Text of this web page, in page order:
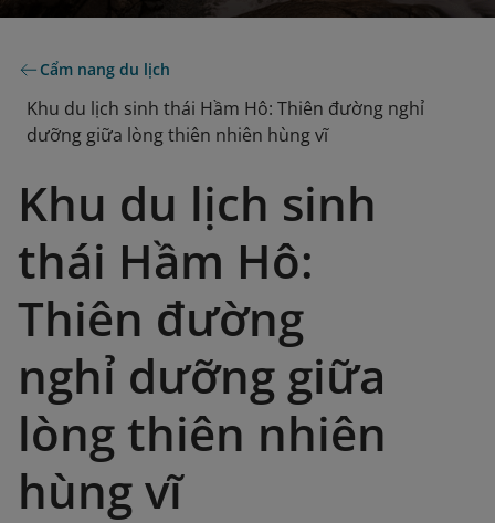
Cẩm nang du lịch
Khu du lịch sinh thái Hầm Hô: Thiên đường nghỉ
dưỡng giữa lòng thiên nhiên hùng vĩ
Khu du lịch sinh
thái Hầm Hô:
Thiên đường
nghỉ dưỡng giữa
lòng thiên nhiên
hùng vĩ